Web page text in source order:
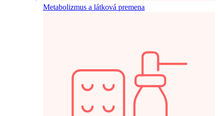
Metabolizmus a látková premena